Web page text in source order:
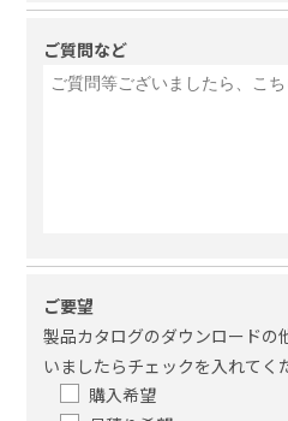
ご質問など
ご要望
製品カタログのダウンロードの
いましたらチェックを入れてく
購入希望